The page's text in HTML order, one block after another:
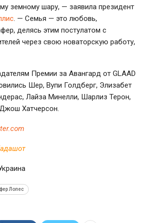
земному шару, — заявила президент
. — Семья — это любовь,
делясь этим постулатом с
через свою новаторскую работу,
Премии за Авангард от GLAAD
Шер, Вупи Голдберг, Элизабет
Лайза Минелли, Шарлиз Терон,
Хатчерсон.
Лопес